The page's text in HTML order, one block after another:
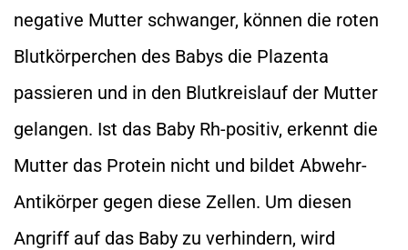
negative Mutter schwanger, können die roten
Blutkörperchen des Babys die Plazenta
passieren und in den Blutkreislauf der Mutter
gelangen. Ist das Baby Rh-positiv, erkennt die
Mutter das Protein nicht und bildet Abwehr-
Antikörper gegen diese Zellen. Um diesen
Angriff auf das Baby zu verhindern, wird